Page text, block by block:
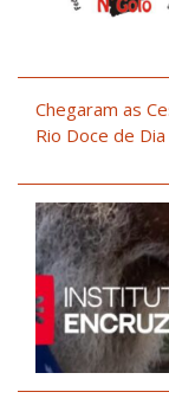
Chegaram as
Rio Doce de